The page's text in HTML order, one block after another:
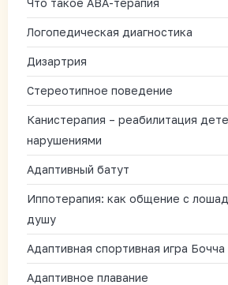
Что такое АВА-терапия
Логопедическая диагностика
Дизартрия
Стереотипное поведение
Канистерапия – реабилитация
нарушениями
Адаптивный батут
Иппотерапия: как общение с
душу
Адаптивная спортивная игра Бочча
Адаптивное плавание